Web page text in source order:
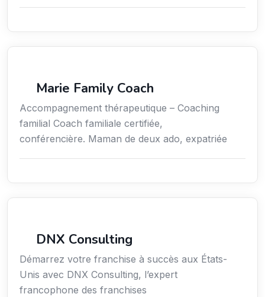
Marie Family Coach
Accompagnement thérapeutique – Coaching
familial Coach familiale certifiée,
conférencière. Maman de deux ado, expatriée
DNX Consulting
Démarrez votre franchise à succès aux États-
Unis avec DNX Consulting, l’expert
francophone des franchises